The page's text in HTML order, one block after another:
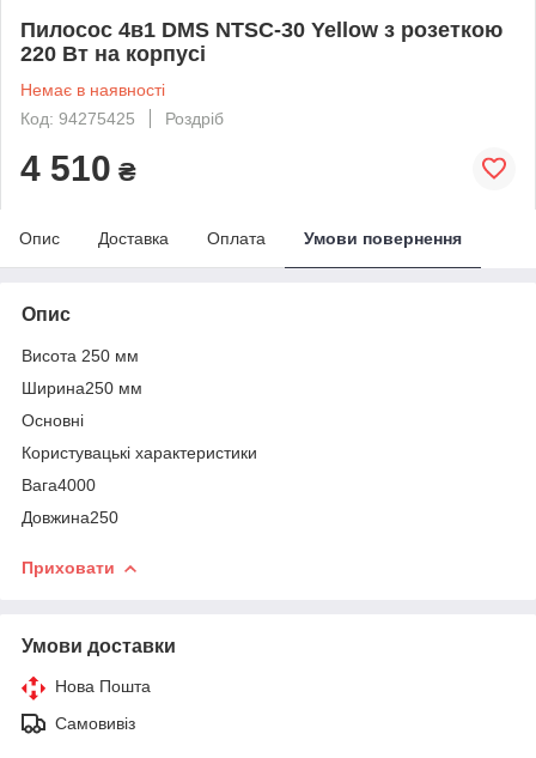
Пилосос 4в1 DMS NTSC-30 Yellow з розеткою
220 Вт на корпусі
Немає в наявності
Код: 94275425
Роздріб
4 510 ₴
Опис Доставка Оплата Умови повернення
Опис
Висота 250 мм
Ширина250 мм
Основні
Користувацькі характеристики
Вага4000
Довжина250
Приховати
Умови доставки
Нова Пошта
Самовивіз